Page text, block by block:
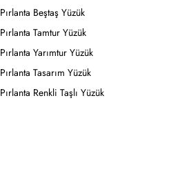
Pırlanta Beştaş Yüzük
Pırlanta Tamtur Yüzük
Pırlanta Yarımtur Yüzük
Pırlanta Tasarım Yüzük
Pırlanta Renkli Taşlı Yüzük